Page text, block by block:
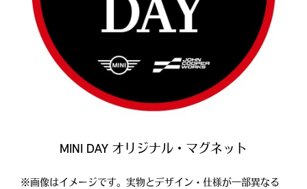
MINI DAY オリジナル・マグネット
※画像はイメージです。実物とデザイン・仕様が一部異なる